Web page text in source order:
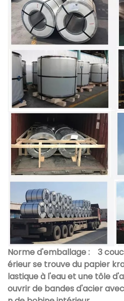
Norme d'emballage :
3
érieur se trouve du papier
lastique à l'eau et une tôle
ouvrir de bandes d'acier